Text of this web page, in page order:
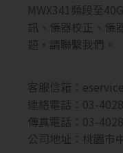
MWX341頻段至
訊、儀器校正、儀
題，請聯繫我們。
客服信箱：
連絡電話：03-
傳真電話：03-
公司地址：桃園市